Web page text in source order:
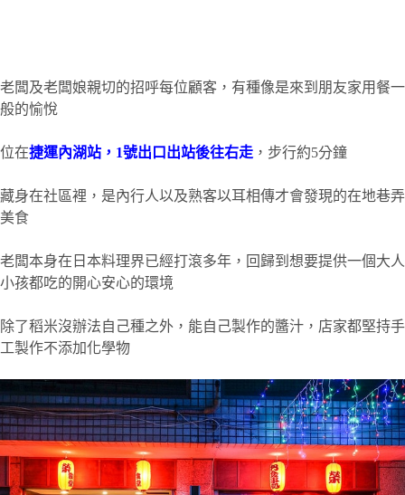
老闆及老闆娘親切的招呼每位顧客，有種像是來到朋友家用餐一
般的愉悅
位在捷運內湖站，1號出口出站後往右走 ，步行約5分鐘
藏身在社區裡，是內行人以及熟客以耳相傳才會發現的在地巷弄
美食
老闆本身在日本料理界已經打滾多年，回歸到想要提供一個大人
小孩都吃的開心安心的環境
除了稻米沒辦法自己種之外，能自己製作的醬汁，店家都堅持手
工製作不添加化學物